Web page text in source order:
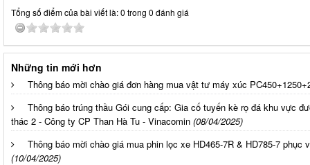
Tổng số điểm của bài viết là: 0 trong 0 đánh giá
Những tin mới hơn
Thông báo mời chào giá đơn hàng mua vật tư máy xúc
Thông báo trúng thầu Gói cung cấp: Gia cố tuyến kè rọ đá khu vực
thác 2 - Công ty CP Than Hà Tu - Vinacomin (08/04/2025)
Thông báo mời chào giá mua phin lọc xe HD465-7R & HD785-7
(10/04/2025)